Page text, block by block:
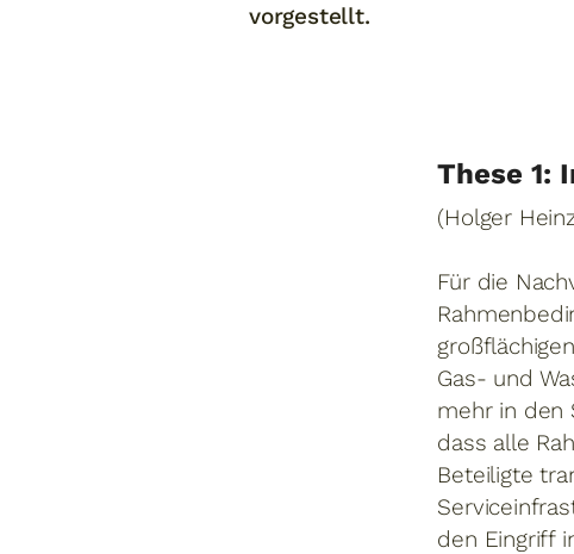
vorgestellt.
These 1:
(Holger
Für die
Gas- und
mehr in den
dass alle
Beteiligte
den Eingriff